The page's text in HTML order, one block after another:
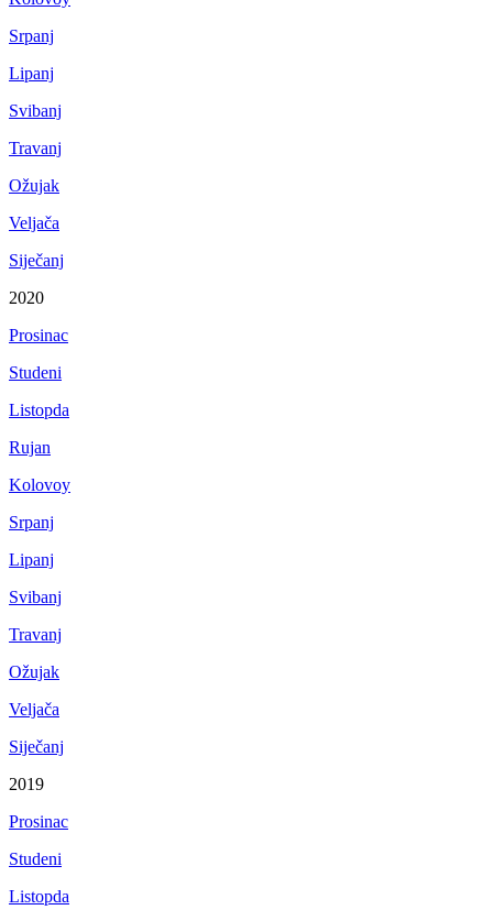
Srpanj
Lipanj
Svibanj
Travanj
Ožujak
Veljača
Siječanj
2020
Prosinac
Studeni
Listopda
Rujan
Kolovoy
Srpanj
Lipanj
Svibanj
Travanj
Ožujak
Veljača
Siječanj
2019
Prosinac
Studeni
Listopda